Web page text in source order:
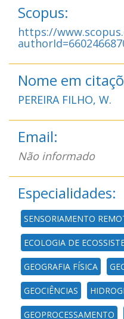
Scopus:
https://
Nome em
PEREIRA FILHO, W.
Email:
Não informado
Especialidades:
SENSORIAMENTO
ECOLOGIA DE
GEOGRAFIA FÍSICA
GEOCIÊNCIAS
GEOPROCESSAMENTO